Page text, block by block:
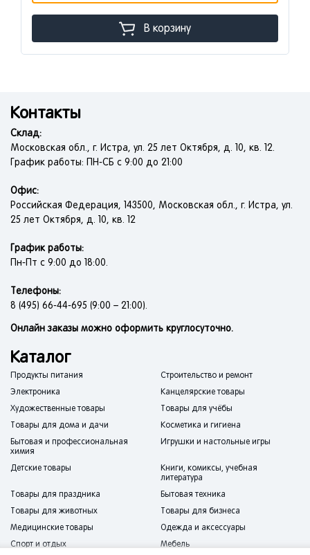
В корзину
Контакты
Склад:
Московская обл., г. Истра, ул. 25 лет Октября, д. 10, кв. 12.
График работы: ПН-СБ с 9:00 до 21:00
Офис:
Российская Федерация, 143500, Московская обл., г. Истра, ул.
25 лет Октября, д. 10, кв. 12
График работы:
Пн-Пт с 9:00 до 18:00.
Телефоны:
8 (495) 66-44-695 (9:00 – 21:00).
Онлайн заказы можно оформить круглосуточно.
Каталог
Продукты питания
Строительство и ремонт
Электроника
Канцелярские товары
Художественные товары
Товары для учёбы
Товары для дома и дачи
Косметика и гигиена
Бытовая и профессиональная
химия
Игрушки и настольные игры
Детские товары
Книги, комиксы, учебная
литература
Товары для праздника
Бытовая техника
Товары для животных
Товары для бизнеса
Медицинские товары
Одежда и аксессуары
Спорт и отдых
Мебель